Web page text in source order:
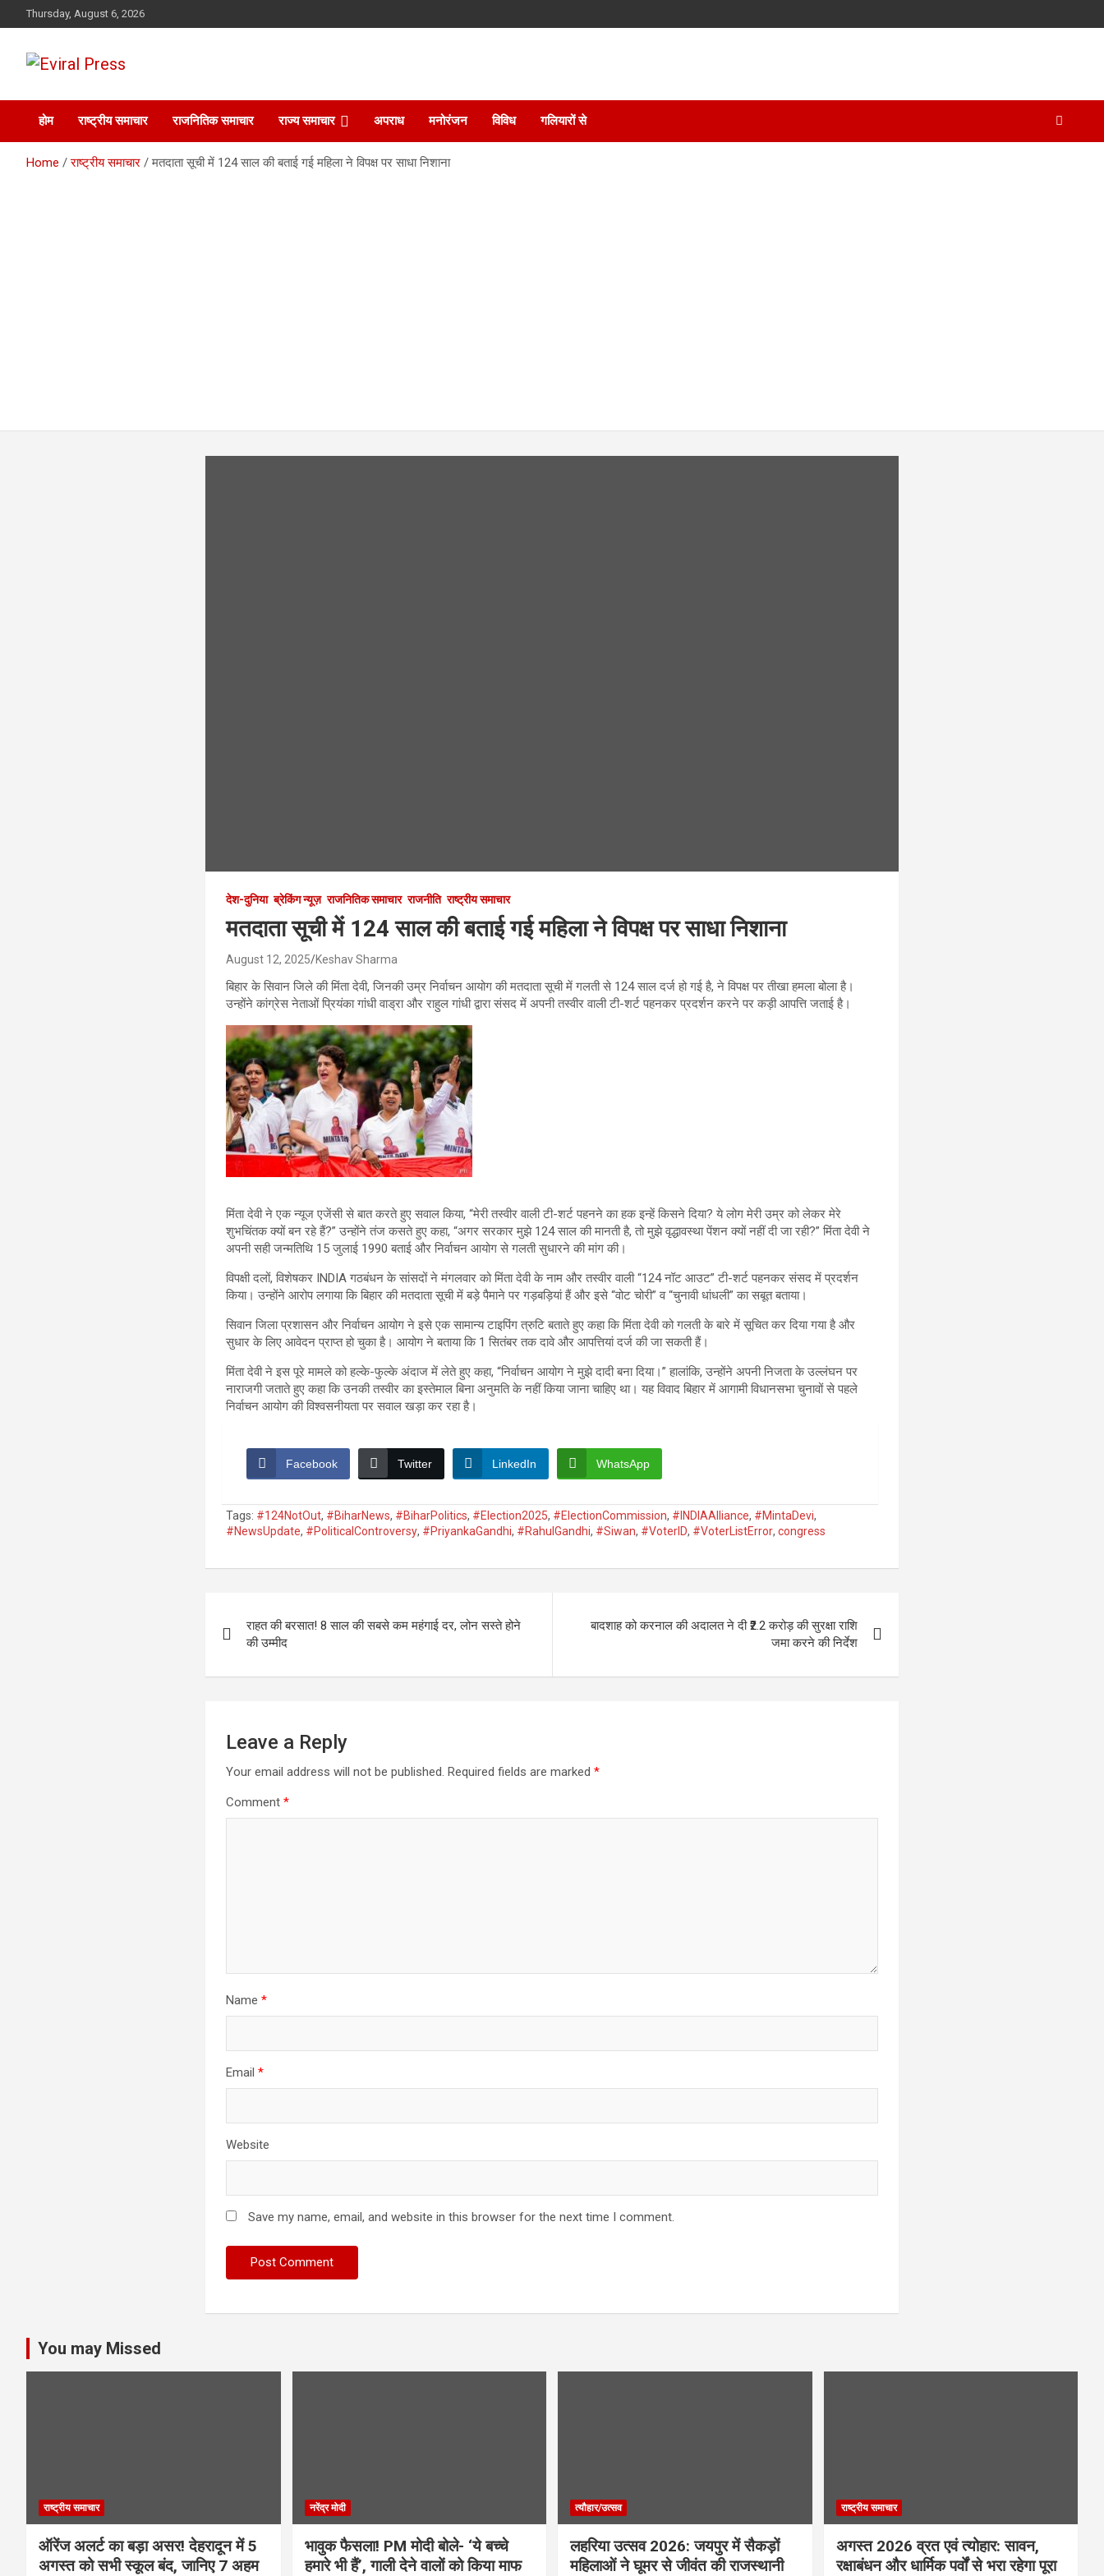
to
Thursday, August 6, 2026
Eviral Press
होम राष्ट्रीय समाचार राजनितिक समाचार राज्य समाचार अपराध मनोरंजन विविध गलियारों से
Home राष्ट्रीय समाचार मतदाता सूची में 124 साल की बताई गई महिला ने विपक्ष पर साधा निशाना
देश-दुनिया ब्रेकिंग न्यूज़ राजनितिक समाचार राजनीति राष्ट्रीय समाचार
मतदाता सूची में 124 साल की बताई गई महिला ने विपक्ष पर साधा निशाना
August 12, 2025 Keshav Sharma
बिहार के सिवान जिले की मिंता देवी, जिनकी उम्र निर्वाचन आयोग की मतदाता सूची में गलती से 124 साल दर्ज हो गई है, ने विपक्ष पर तीखा हमला बोला है।
उन्होंने कांग्रेस नेताओं प्रियंका गांधी वाड्रा और राहुल गांधी द्वारा संसद में अपनी तस्वीर वाली टी-शर्ट पहनकर प्रदर्शन करने पर कड़ी आपत्ति जताई है।
मिंता देवी ने एक न्यूज एजेंसी से बात करते हुए सवाल किया, “मेरी तस्वीर वाली टी-शर्ट पहनने का हक इन्हें किसने दिया? ये लोग मेरी उम्र को लेकर मेरे
शुभचिंतक क्यों बन रहे हैं?” उन्होंने तंज कसते हुए कहा, “अगर सरकार मुझे 124 साल की मानती है, तो मुझे वृद्धावस्था पेंशन क्यों नहीं दी जा रही?” मिंता देवी ने
अपनी सही जन्मतिथि 15 जुलाई 1990 बताई और निर्वाचन आयोग से गलती सुधारने की मांग की।
विपक्षी दलों, विशेषकर INDIA गठबंधन के सांसदों ने मंगलवार को मिंता देवी के नाम और तस्वीर वाली “124 नॉट आउट” टी-शर्ट पहनकर संसद में प्रदर्शन
किया। उन्होंने आरोप लगाया कि बिहार की मतदाता सूची में बड़े पैमाने पर गड़बड़ियां हैं और इसे “वोट चोरी” व “चुनावी धांधली” का सबूत बताया।
सिवान जिला प्रशासन और निर्वाचन आयोग ने इसे एक सामान्य टाइपिंग त्रुटि बताते हुए कहा कि मिंता देवी को गलती के बारे में सूचित कर दिया गया है और
सुधार के लिए आवेदन प्राप्त हो चुका है। आयोग ने बताया कि 1 सितंबर तक दावे और आपत्तियां दर्ज की जा सकती हैं।
मिंता देवी ने इस पूरे मामले को हल्के-फुल्के अंदाज में लेते हुए कहा, “निर्वाचन आयोग ने मुझे दादी बना दिया।” हालांकि, उन्होंने अपनी निजता के उल्लंघन पर
नाराजगी जताते हुए कहा कि उनकी तस्वीर का इस्तेमाल बिना अनुमति के नहीं किया जाना चाहिए था। यह विवाद बिहार में आगामी विधानसभा चुनावों से पहले
निर्वाचन आयोग की विश्वसनीयता पर सवाल खड़ा कर रहा है।
Facebook Twitter LinkedIn WhatsApp
Tags: #124NotOut, #BiharNews, #BiharPolitics, #Election2025, #ElectionCommission, #INDIAAlliance, #MintaDevi,
#NewsUpdate, #PoliticalControversy, #PriyankaGandhi, #RahulGandhi, #Siwan, #VoterID, #VoterListError,congress
navigation
राहत की बरसात! 8 साल की सबसे कम महंगाई दर, लोन सस्ते होने
की उम्मीद
बादशाह को करनाल की अदालत ने दी ₹2.2 करोड़ की सुरक्षा राशि
जमा करने की निर्देश
Leave a Reply
Your email address will not be published. Required fields are marked*
Comment*
Name*
Email*
Website
Save my name, email, and website in this browser for the next time I comment.
You may Missed
राष्ट्रीय समाचार
ऑरेंज अलर्ट का बड़ा असर! देहरादून में 5
अगस्त को सभी स्कूल बंद, जानिए 7 अहम
नरेंद्र मोदी
भावुक फैसला! PM मोदी बोले- ‘ये बच्चे
हमारे भी हैं’, गाली देने वालों को किया माफ
त्यौहार/उत्सव
लहरिया उत्सव 2026: जयपुर में सैकड़ों
महिलाओं ने घूमर से जीवंत की राजस्थानी
राष्ट्रीय समाचार
अगस्त 2026 व्रत एवं त्योहार: सावन,
रक्षाबंधन और धार्मिक पर्वों से भरा रहेगा पूरा